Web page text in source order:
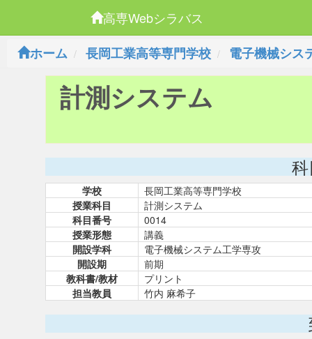
高専Webシラバス
ホーム
長岡工業高等専門学校 電子機械シス
計測システム
学校
長岡工業高等専門学校
授業科目
計測システム
科目番号
0014
授業形態
講義
開設学科
電子機械システム工学専攻
開設期
前期
教科書/教材
プリント
担当教員
竹内 麻希子